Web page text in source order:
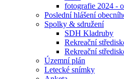
fotografie 2024 -
Poslední hlášení
Spolky & sdružení
SDH Kladruby
Rekreační
Rekreační
Územní plán
Letecké snímky